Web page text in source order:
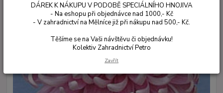
DÁREK K NÁKUPU V PODOBĚ SPECIÁLNÍHO HNOJIVA
- Na eshopu při objednávce nad 1000,- Kč
- V zahradnictví na Mělníce již při nákupu nad 500,- Kč.
Těšíme se na Vaši návštěvu či objednávku!
Kolektiv Zahradnictví Petro
Zavřít